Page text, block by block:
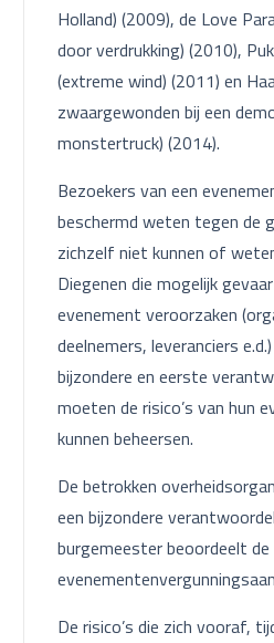
Holland) (2009), de Love
door verdrukking) (2010),
(extreme wind) (2011) en
zwaargewonden bij een
monstertruck) (2014).
Bezoekers van een
beschermd weten tegen de
zichzelf niet kunnen of
Diegenen die mogelijk
evenement veroorzaken
deelnemers, leveranciers
bijzondere en eerste
moeten de risico’s van hun
kunnen beheersen.
De betrokken
een bijzondere
burgemeester beoordeelt de
De risico’s die zich vooraf,